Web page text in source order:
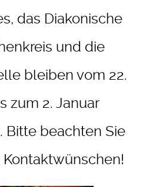
das Diakonische
und die
bleiben vom 22.
zum 2. Januar
Bitte beachten Sie
Kontaktwünschen!